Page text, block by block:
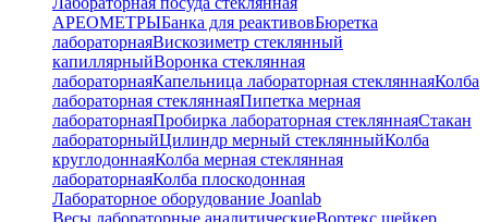
АРЕОМЕТРЫБанка для реактивовБюретка
лабораторнаяВискозиметр стеклянный
капиллярныйВоронка стеклянная
лабораторнаяКапельница лабораторная стекляннаяКолба
лабораторная стекляннаяПипетка мерная
лабораторнаяПробирка лабораторная стекляннаяСтакан
лабораторныйЦилиндр мерный стеклянныйКолба
круглодоннаяКолба мерная стеклянная
лабораторнаяКолба плоскодонная
Лабораторное оборудование Joanlab
Весы лабораторные аналитическиеВортекс шейкер